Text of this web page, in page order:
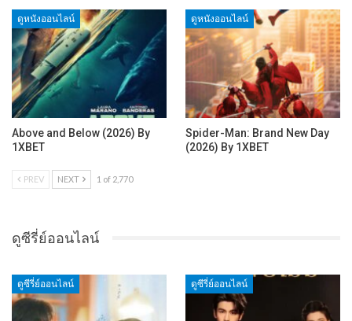
ดูหนังออนไลน์
Above and Below (2026) By
1XBET
ดูหนังออนไลน์
Spider-Man: Brand New Day
(2026) By 1XBET
PREV NEXT 1 of 2,770
ดูซีรี่ย์ออนไลน์
ดูซีรี่ย์ออนไลน์ ดูซีรี่ย์ออนไลน์